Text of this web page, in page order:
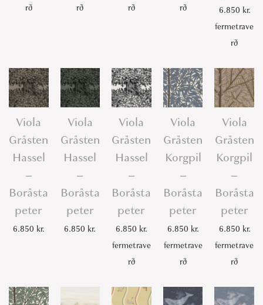
rð
rð
rð
rð
6.850 kr.
fermetrave
rð
Viola
Gråsten
Hassel
–
Boråsta
peter
6.850 kr.
Viola
Gråsten
Hassel
–
Boråsta
peter
6.850 kr.
Viola
Gråsten
Hassel
–
Boråsta
peter
6.850 kr.
fermetrave
rð
Viola
Gråsten
Korgpil
–
Boråsta
peter
6.850 kr.
fermetrave
rð
Viola
Gråsten
Korgpil
–
Boråsta
peter
6.850 kr.
fermetrave
rð